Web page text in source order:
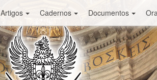
Artigos Cadernos Documentos